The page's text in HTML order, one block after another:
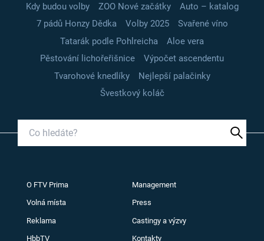
Kdy budou volby
ZOO Nové začátky
Auto – katalog
7 pádů Honzy Dědka
Volby 2025
Svařené víno
Tatarák podle Pohlreicha
Aloe vera
Pěstování lichořeřišnice
Výpočet ascendentu
Tvarohové knedlíky
Nejlepší palačinky
Švestkový koláč
O FTV Prima Management
Volná místa Press
Reklama Castingy a výzvy
HbbTV Kontakty